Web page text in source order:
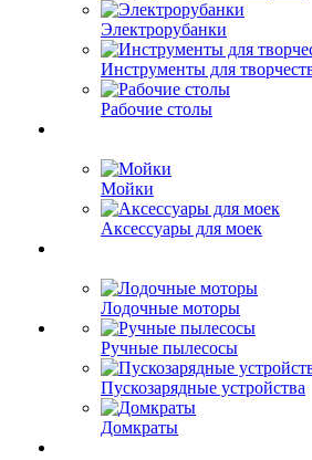
Электрорубанки
Инструменты для
Рабочие столы
Мойки
Аксессуары для моек
Лодочные моторы
Ручные пылесосы
Пускозарядные устройства
Домкраты